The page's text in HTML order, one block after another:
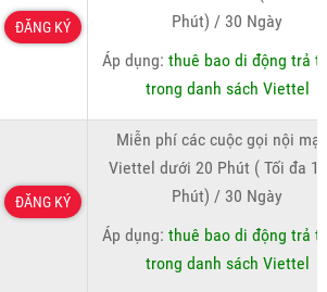
ĐĂNG KÝ
Phút) / 30 Ngày
Áp dụng:thuê bao di động trả
trong danh sách Viettel
ĐĂNG KÝ
Miễn phí các cuộc gọi nội
Viettel dưới 20 Phút ( Tối đa
Phút) / 30 Ngày
Áp dụng:thuê bao di động trả
trong danh sách Viettel